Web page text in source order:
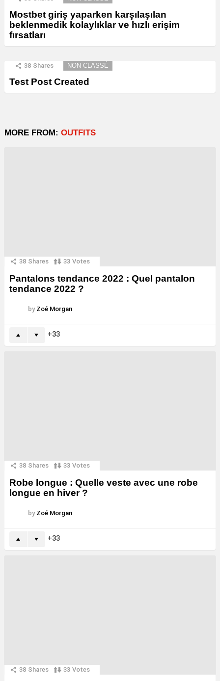
Mostbet giriş yaparken karşılaşılan
beklenmedik kolaylıklar ve hızlı erişim
fırsatları
38 Shares NON CLASSÉ
Test Post Created
MORE FROM: OUTFITS
38 Shares 33 Votes
Pantalons tendance 2022 : Quel pantalon
tendance 2022 ?
by Zoé Morgan
33
38 Shares 33 Votes
Robe longue : Quelle veste avec une robe
longue en hiver ?
by Zoé Morgan
33
38 Shares 33 Votes